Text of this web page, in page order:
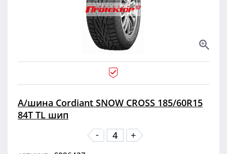
А/шина Cordiant SNOW CROSS 185/60R15
84T TL шип
-
+